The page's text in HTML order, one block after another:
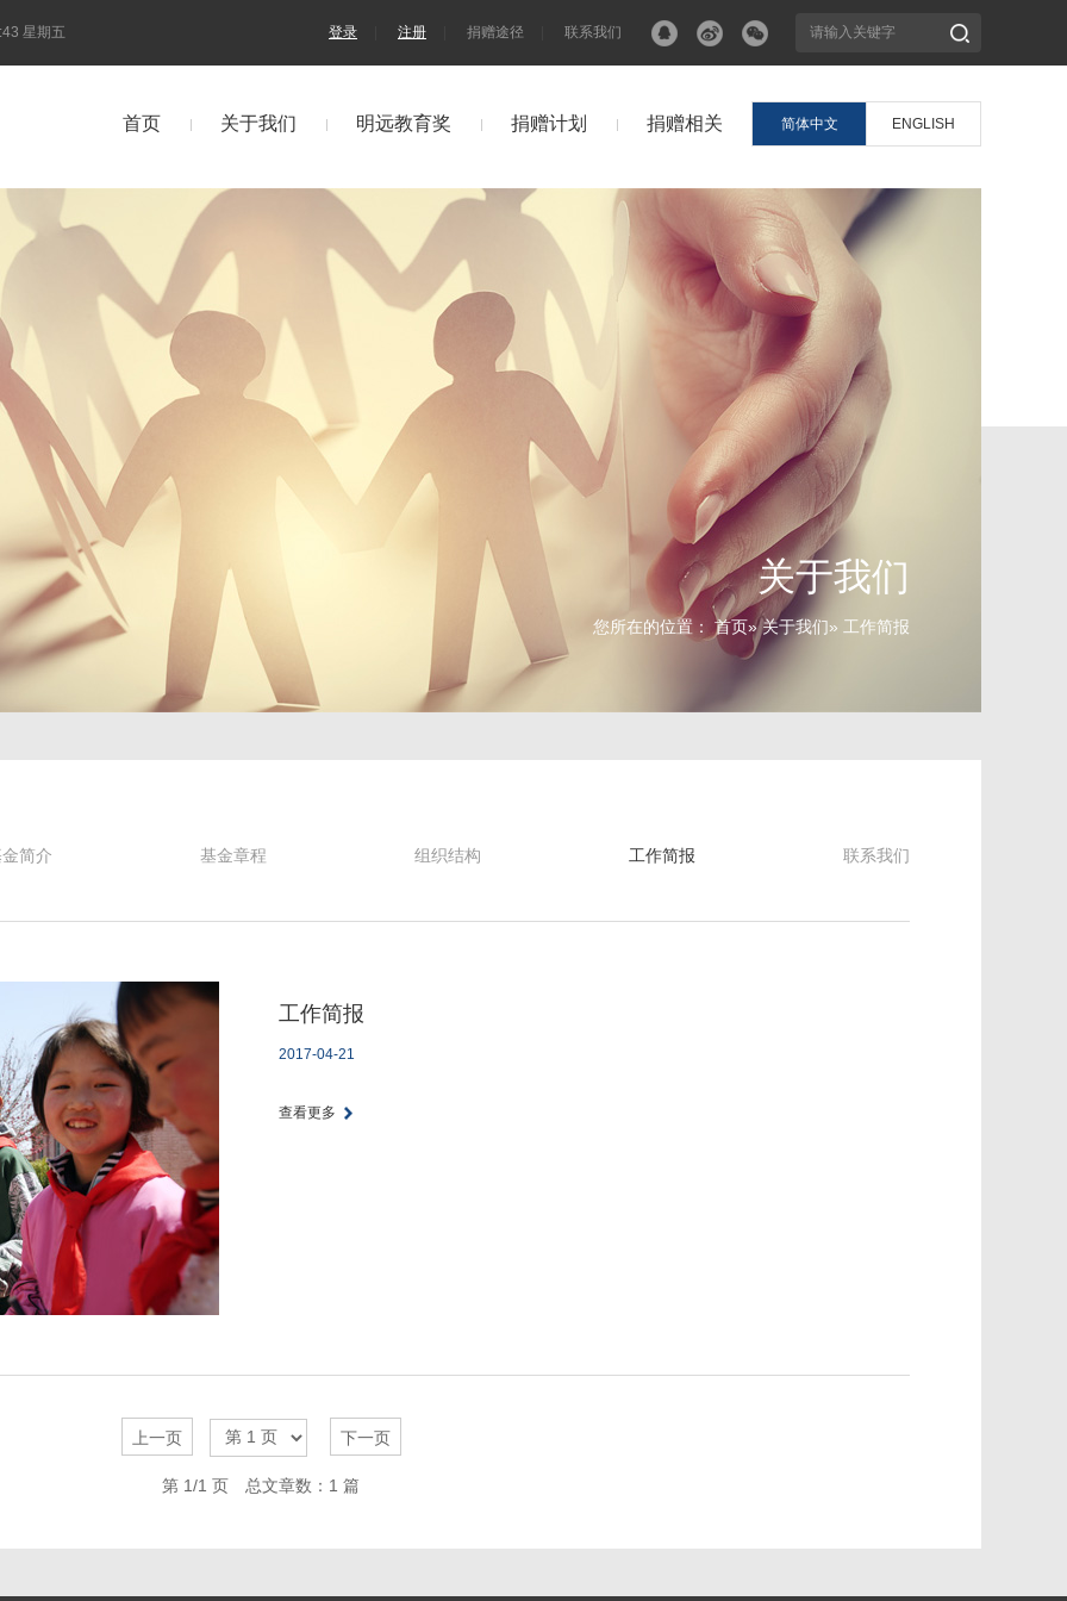
星期五 登录 注册 捐赠途径 联系我们
简体中文 ENGLISH
首页 关于我们 明远教育奖 捐赠计划 捐赠相关
关于我们
您所在的位置： 首页»关于我们» 工作简报
简介 基金章程 组织结构 工作简报 联系我们
工作简报
2017-04-21
查看更多
上一页 下一页
第 1/1 页 总文章数：1 篇